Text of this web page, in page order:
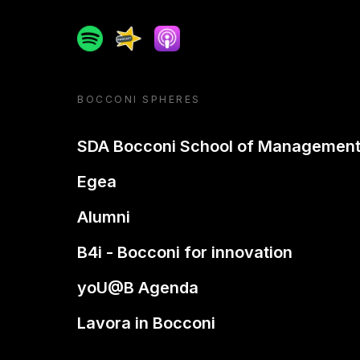
SpotifySpreakerApple podcast
BOCCONI SPHERES
SDA Bocconi School of Management
Egea
Alumni
B4i - Bocconi for innovation
yoU@B Agenda
Lavora in Bocconi